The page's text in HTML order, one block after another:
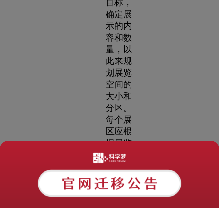
目标，
确定展
示的内
容和数
量，以
此来规
划展览
空间的
大小和
分区。
每个展
区应根
据展览
的主题
进行布
置，以